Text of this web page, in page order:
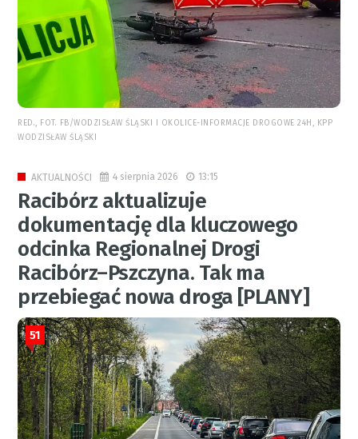
RED., FOT. FB/WODZISŁAW ŚLĄSKI I OKOLICE-INFORMACJE DROGOWE 24H, KPP
WODZISŁAW ŚLĄSKI
AKTUALNOŚCI 4 sierpnia 2026 13:15
Racibórz aktualizuje
dokumentację dla kluczowego
odcinka Regionalnej Drogi
Racibórz–Pszczyna. Tak ma
przebiegać nowa droga [PLANY]
51